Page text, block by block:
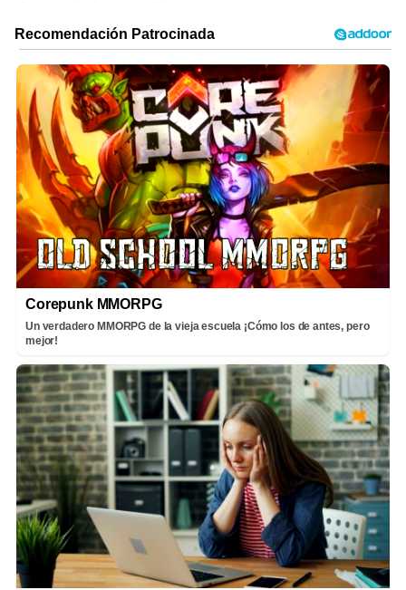
Corepunk MMORPG
Un verdadero MMORPG de la vieja escuela ¡Cómo los de antes, pero
mejor!